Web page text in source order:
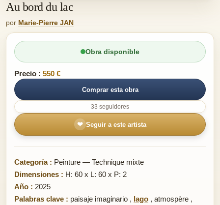
Au bord du lac
por Marie-Pierre JAN
Obra disponible
Precio : 550 €
Comprar esta obra
33 seguidores
❤ Seguir a este artista
Categoría : Peinture — Technique mixte
Dimensiones : H: 60 x L: 60 x P: 2
Año : 2025
Palabras clave : paisaje imaginario , lago , atmospère ,